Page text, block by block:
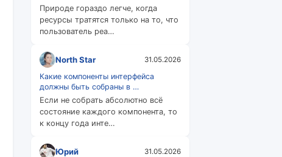
Природе гораздо легче, когда
ресурсы тратятся только на то, что
пользователь реа…
North Star 31.05.2026
Какие компоненты интерфейса
должны быть собраны в …
Если не собрать абсолютно всё
состояние каждого компонента, то
к концу года инте…
Юрий 31.05.2026